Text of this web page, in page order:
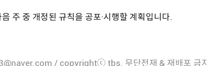
주 중 개정된 규칙을 공포·시행할 계획입니다.
/ copyrightⓒ tbs. 무단전재 & 재배포 금지